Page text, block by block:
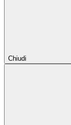
Chiudi